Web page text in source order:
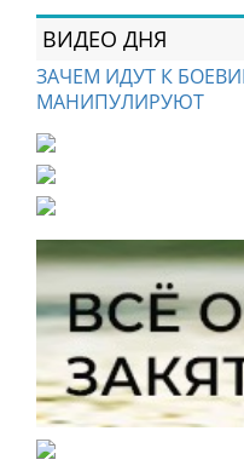
ВИДЕО ДНЯ
ЗАЧЕМ ИДУТ К
МАНИПУЛИРУЮТ